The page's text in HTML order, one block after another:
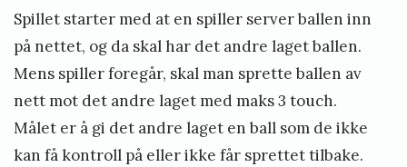
Spillet starter med at en spiller server ballen inn
på nettet, og da skal har det andre laget ballen.
Mens spiller foregår, skal man sprette ballen av
nett mot det andre laget med maks 3 touch.
Målet er å gi det andre laget en ball som de ikke
kan få kontroll på eller ikke får sprettet tilbake.